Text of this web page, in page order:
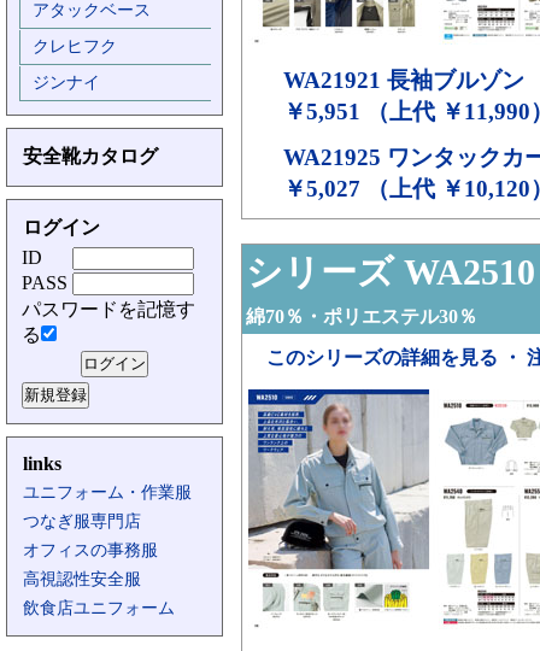
アタックベース
クレヒフク
ジンナイ
安全靴カタログ
ログイン
ID
PASS
パスワードを記憶す
る
links
ユニフォーム・作業服
つなぎ服専門店
オフィスの事務服
高視認性安全服
飲食店ユニフォーム
WA21921 長袖ブルゾン
￥5,951 （上代 ￥11,990
WA21925 ワンタックカ
￥5,027 （上代 ￥10,120
シリーズ WA2510
綿70％・ポリエステル30％
このシリーズの詳細を見る ・